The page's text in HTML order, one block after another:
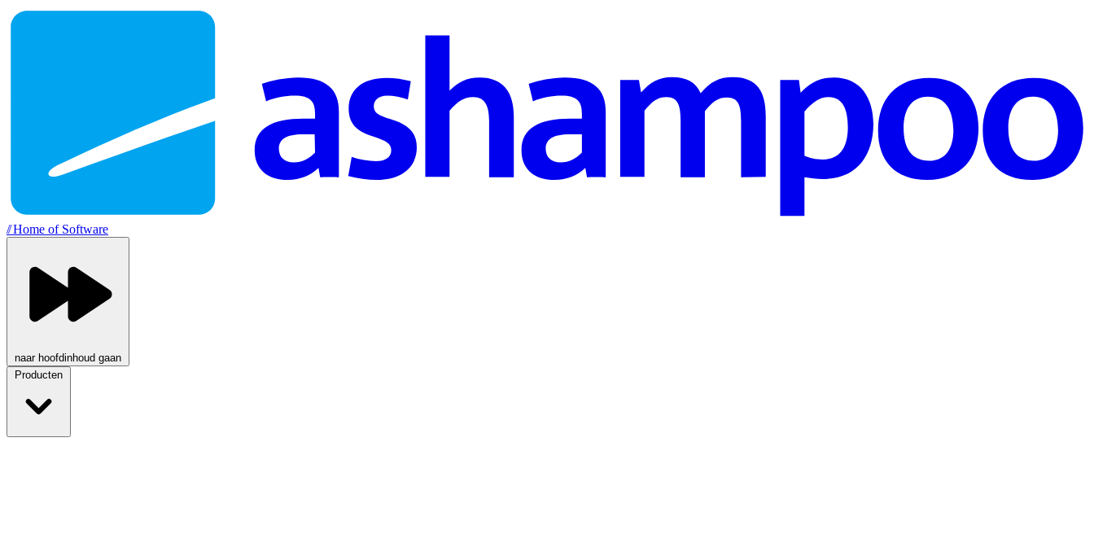
//Home of Software
naar hoofdinhoud gaan
Producten